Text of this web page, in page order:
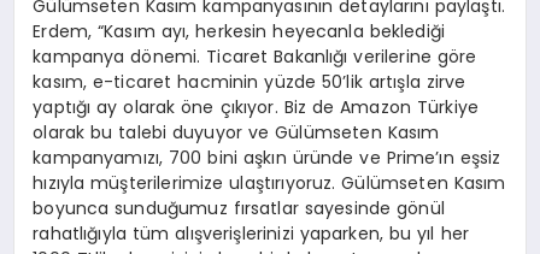
Gülümseten Kasım kampanyasının detaylarını paylaştı.
Erdem, “Kasım ayı, herkesin heyecanla beklediği
kampanya dönemi. Ticaret Bakanlığı verilerine göre
kasım, e-ticaret hacminin yüzde 50’lik artışla zirve
yaptığı ay olarak öne çıkıyor. Biz de Amazon Türkiye
olarak bu talebi duyuyor ve Gülümseten Kasım
kampanyamızı, 700 bini aşkın üründe ve Prime’ın eşsiz
hızıyla müşterilerimize ulaştırıyoruz. Gülümseten Kasım
boyunca sunduğumuz fırsatlar sayesinde gönül
rahatlığıyla tüm alışverişlerinizi yaparken, bu yıl her